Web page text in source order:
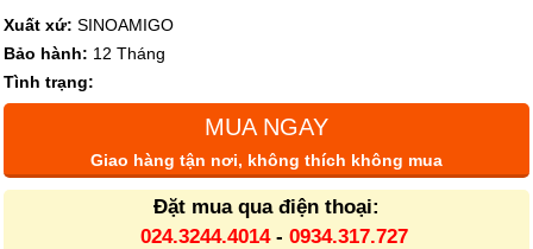
Xuất xứ: SINOAMIGO
Bảo hành: 12 Tháng
Tình trạng:
MUA NGAY
Giao hàng tận nơi, không thích không mua
Đặt mua qua điện thoại:
024.3244.4014- 0934.317.727